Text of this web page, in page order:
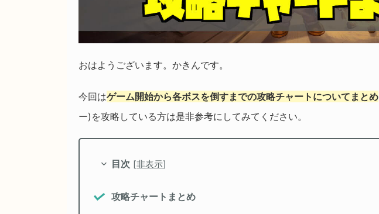
おはようございます。かきんです。
今回はゲーム開始から各ボスを倒すまでの攻略チャートについてまとめ
ー)を攻略している方は是非参考にしてみてください。
目次 [非表示]
攻略チャートまとめ